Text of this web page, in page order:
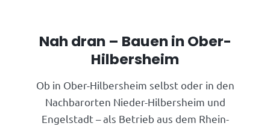
Nah dran – Bauen in Ober-
Hilbersheim
Ob in Ober-Hilbersheim selbst oder in den
Nachbarorten Nieder-Hilbersheim und
Engelstadt – als Betrieb aus dem Rhein-